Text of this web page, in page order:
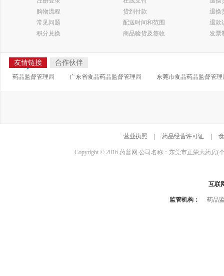
购物流程
常见问题
积分兑换
货到付款
配送时间和范围
商品验货及签收
退换
退款
发票
友情链接 合作伙伴
药品监督管理局 广东省食品药品监督管理局 东莞市食品药品监督管理
营业执照 药品经营许可证
Copyright © 2016 药普网 公司名称：东莞市正荣大药房(
互联
监管机构： 药品